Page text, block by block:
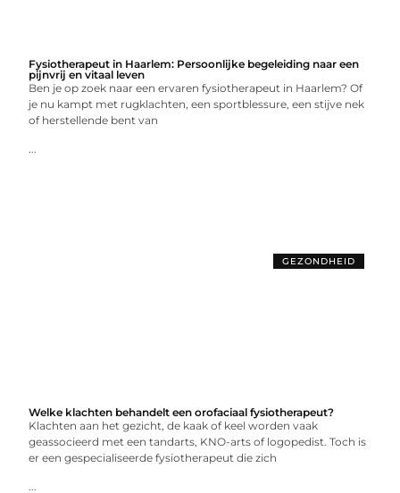
Fysiotherapeut in Haarlem: Persoonlijke begeleiding naar een
pijnvrij en vitaal leven
Ben je op zoek naar een ervaren fysiotherapeut in Haarlem? Of
je nu kampt met rugklachten, een sportblessure, een stijve nek
of herstellende bent van
...
GEZONDHEID
Welke klachten behandelt een orofaciaal fysiotherapeut?
Klachten aan het gezicht, de kaak of keel worden vaak
geassocieerd met een tandarts, KNO-arts of logopedist. Toch is
er een gespecialiseerde fysiotherapeut die zich
...